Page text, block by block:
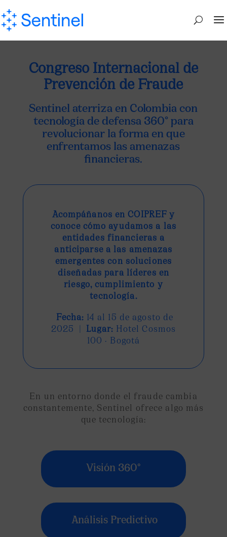
Congreso Internacional de
Prevención de Fraude
Sentinel aterriza en Colombia con
tecnología de defensa 360° para
revolucionar la forma en que
enfrentamos las amenazas
financieras.
Acompáñanos en COIPREF y
conoce cómo ayudamos a las
entidades financieras a
anticiparse a las amenazas
emergentes con soluciones
diseñadas para líderes en
riesgo, cumplimiento y
tecnología.
Fecha: 14 al 15 de agosto de
2025 | Lugar: Hotel Cosmos
100 · Bogotá
En un entorno donde el fraude cambia
constantemente, Sentinel ofrece algo más
que tecnología:
Visión 360°
Análisis Predictivo